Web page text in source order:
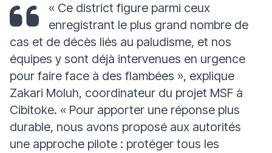
« Ce district figure parmi ceux
enregistrant le plus grand nombre de
cas et de décès liés au paludisme, et nos
équipes y sont déjà intervenues en urgence
pour faire face à des flambées », explique
Zakari Moluh, coordinateur du projet MSF à
Cibitoke. « Pour apporter une réponse plus
durable, nous avons proposé aux autorités
une approche pilote : protéger tous les